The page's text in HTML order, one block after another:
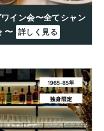
イン会〜全てシャン
〜
詳しく見る